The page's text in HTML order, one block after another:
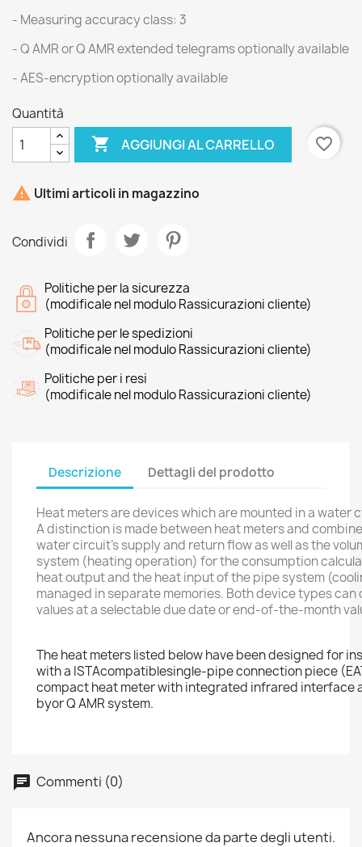
- Measuring accuracy class: 3
- Q AMR or Q AMR extended telegrams optionally available
- AES-encryption optionally available
Quantità
 AGGIUNGI AL CARRELLO favorite_border
 Ultimi articoli in magazzino
Condividi
Politiche per la sicurezza
(modificale nel modulo Rassicurazioni cliente)
Politiche per le spedizioni
(modificale nel modulo Rassicurazioni cliente)
Politiche per i resi
(modificale nel modulo Rassicurazioni cliente)
Descrizione Dettagli del prodotto
Heat meters are devices which are mounted in a
A distinction is made between heat meters and
water circuit’s supply and return flow as well as the
system (heating operation) for the consumption
heat output and the heat input of the pipe system
managed in separate memories. Both device types
values at a selectable due date or end-of-the-month
The heat meters listed below have been designed for
with a ISTAcompatiblesingle-pipe connection piece
compact heat meter with integrated infrared interface
byor Q AMR system.
Commenti (0)
Ancora nessuna recensione da parte degli utenti.